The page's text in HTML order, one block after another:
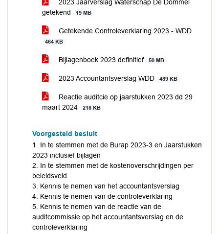
2023 Jaarverslag Waterschap De Dommel
getekend
19 MB
Getekende Controleverklaring 2023 - WDD
464 KB
Bijlagenboek 2023 definitief 50 MB
2023 Accountantsverslag WDD 489 KB
Reactie auditcie op jaarstukken 2023 dd 29
maart 2024
218 KB
Voorgesteld besluit
1. In te stemmen met de Burap 2023-3 en Jaarstukken
2023 inclusief bijlagen
2. In te stemmen met de kostenoverschrijdingen per
beleidsveld
3. Kennis te nemen van het accountantsverslag
4. Kennis te nemen van de controleverklaring
5. Kennis te nemen van de reactie van de
auditcommissie op het accountantsverslag en de
controleverklaring